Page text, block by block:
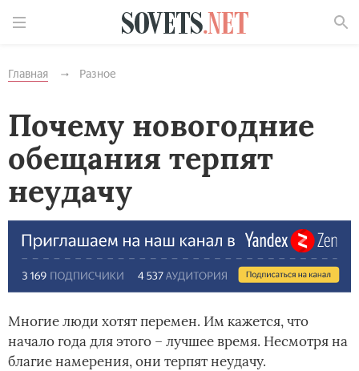
Главная Разное
Почему новогодние
обещания терпят
неудачу
Многие люди хотят перемен. Им кажется, что
начало года для этого – лучшее время. Несмотря на
благие намерения, они терпят неудачу.